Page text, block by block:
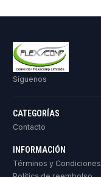
Síguenos
CATEGORÍAS
Contacto
INFORMACIÓN
Términos y Condiciones